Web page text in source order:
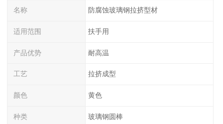
名称 防腐蚀玻璃钢拉挤型材
适用范围 扶手用
产品优势 耐高温
工艺 拉挤成型
颜色 黄色
种类 玻璃钢圆棒